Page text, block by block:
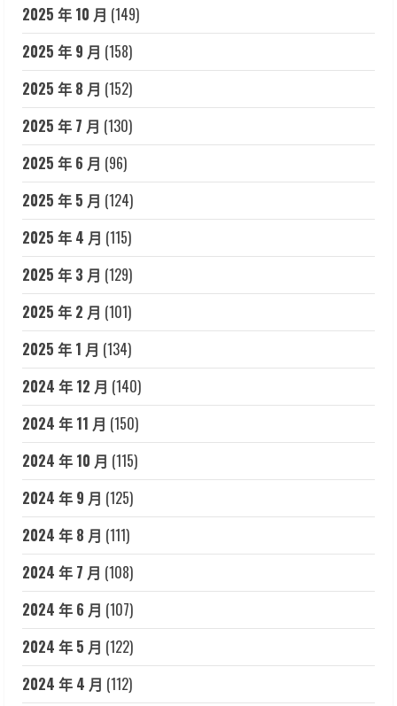
2025 年 10 月 (149)
2025 年 9 月 (158)
2025 年 8 月 (152)
2025 年 7 月 (130)
2025 年 6 月 (96)
2025 年 5 月 (124)
2025 年 4 月 (115)
2025 年 3 月 (129)
2025 年 2 月 (101)
2025 年 1 月 (134)
2024 年 12 月 (140)
2024 年 11 月 (150)
2024 年 10 月 (115)
2024 年 9 月 (125)
2024 年 8 月 (111)
2024 年 7 月 (108)
2024 年 6 月 (107)
2024 年 5 月 (122)
2024 年 4 月 (112)